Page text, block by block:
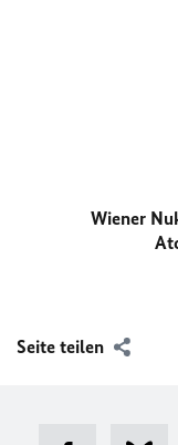
Wiener
Seite teilen